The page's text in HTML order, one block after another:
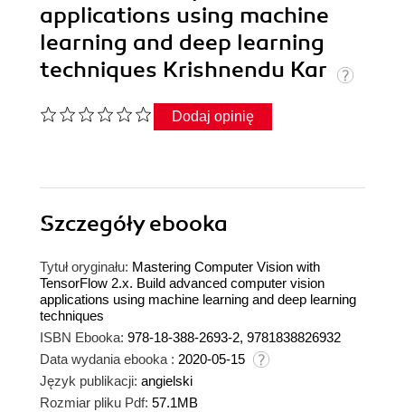
applications using machine
learning and deep learning
techniques Krishnendu Kar
Dodaj opinię
Szczegółyebooka
Tytuł oryginału: Mastering Computer Vision with
TensorFlow 2.x. Build advanced computer vision
applications using machine learning and deep learning
techniques
ISBN Ebooka: 978-18-388-2693-2, 9781838826932
Data wydania ebooka : 2020-05-15
Język publikacji: angielski
Rozmiar pliku Pdf: 57.1MB